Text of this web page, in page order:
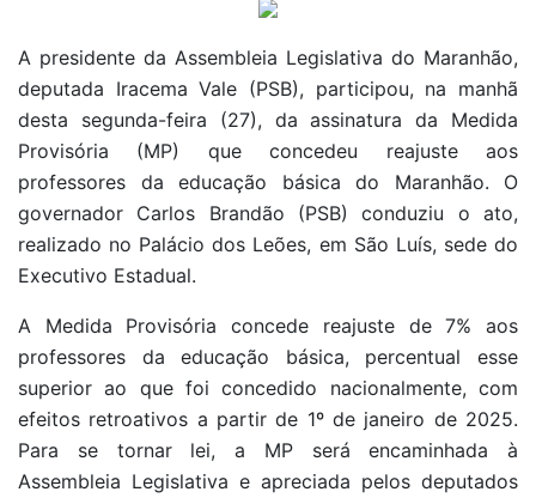
A presidente da Assembleia Legislativa do Maranhão,
deputada Iracema Vale (PSB), participou, na manhã
desta segunda-feira (27), da assinatura da Medida
Provisória (MP) que concedeu reajuste aos
professores da educação básica do Maranhão. O
governador Carlos Brandão (PSB) conduziu o ato,
realizado no Palácio dos Leões, em São Luís, sede do
Executivo Estadual.
A Medida Provisória concede reajuste de 7% aos
professores da educação básica, percentual esse
superior ao que foi concedido nacionalmente, com
efeitos retroativos a partir de 1º de janeiro de 2025.
Para se tornar lei, a MP será encaminhada à
Assembleia Legislativa e apreciada pelos deputados